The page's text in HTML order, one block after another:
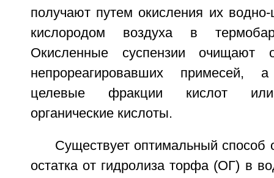
получают путем окисления их
кислородом воздуха в
Окисленные суспензии очищают
непрореагировавших примесей,
целевые фракции кислот или
органические кислоты.
Существует оптимальный способ
остатка от гидролиза торфа (ОГ) в